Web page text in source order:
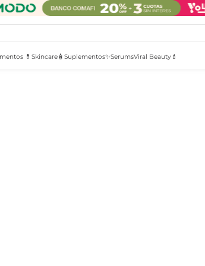
💊 Skincare🧴 Suplementos✨SerumsViral Beauty💄